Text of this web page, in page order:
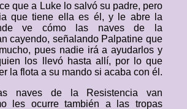
que a Luke lo salvó su padre, pero
que tiene ella es él, y le abre la
ve cómo las naves de la
cayendo, señalando Palpatine que
pues nadie irá a ayudarlos y
los llevó hasta allí, por lo que
la flota a su mando si acaba con él.
naves de la Resistencia van
les ocurre también a las tropas